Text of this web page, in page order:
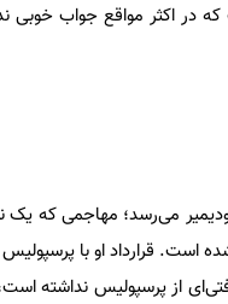
در اکثر مواقع جواب خوبی
بودیمیر می‌رسد؛ مهاجمی